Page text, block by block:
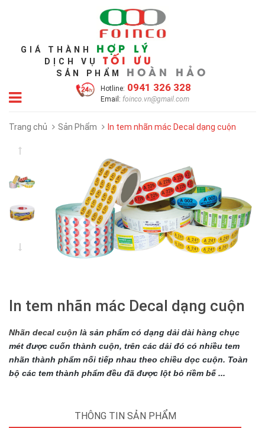
GIÁ THÀNH HỢP LÝ
DỊCH VỤ TỐI ƯU
SẢN PHẨM HOÀN HẢO
Hotline: 0941 326 328
Email: foinco.vn@gmail.com
Trang chủ Sản Phẩm In tem nhãn mác Decal dạng cuộn
In tem nhãn mác Decal dạng cuộn
Nhãn decal cuộn là sản phẩm có dạng dải dài hàng chục
mét được cuốn thành cuộn, trên các dải đó có nhiều tem
nhãn thành phẩm nối tiếp nhau theo chiều dọc cuộn. Toàn
bộ các tem thành phẩm đều đã được lột bỏ riềm bế ...
THÔNG TIN SẢN PHẨM